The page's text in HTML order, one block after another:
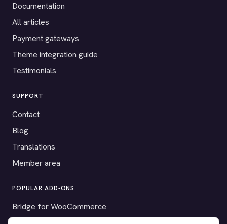
Documentation
All articles
Payment gateways
Theme integration guide
Testimonials
SUPPORT
Contact
Blog
Translations
Member area
POPULAR ADD-ONS
Bridge for WooCommerce